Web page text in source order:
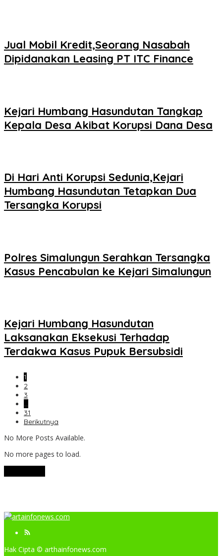
Jual Mobil Kredit,Seorang Nasabah
Dipidanakan Leasing PT ITC Finance
Kejari Humbang Hasundutan Tangkap
Kepala Desa Akibat Korupsi Dana Desa
Di Hari Anti Korupsi Sedunia,Kejari
Humbang Hasundutan Tetapkan Dua
Tersangka Korupsi
Polres Simalungun Serahkan Tersangka
Kasus Pencabulan ke Kejari Simalungun
Kejari Humbang Hasundutan
Laksanakan Eksekusi Terhadap
Terdakwa Kasus Pupuk Bersubsidi
1
2
3
…
31
Berikutnya
No More Posts Available.
No more pages to load.
Hak Cipta © arthainfonews.com